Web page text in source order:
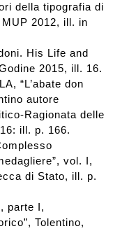
della tipografia di
2012, ill. in
His Life and
2015, ill. 16.
“L’abate don
autore
Ragionata delle
ill. p. 166.
vol. I,
di Stato, ill. p.
parte I,
Tolentino,